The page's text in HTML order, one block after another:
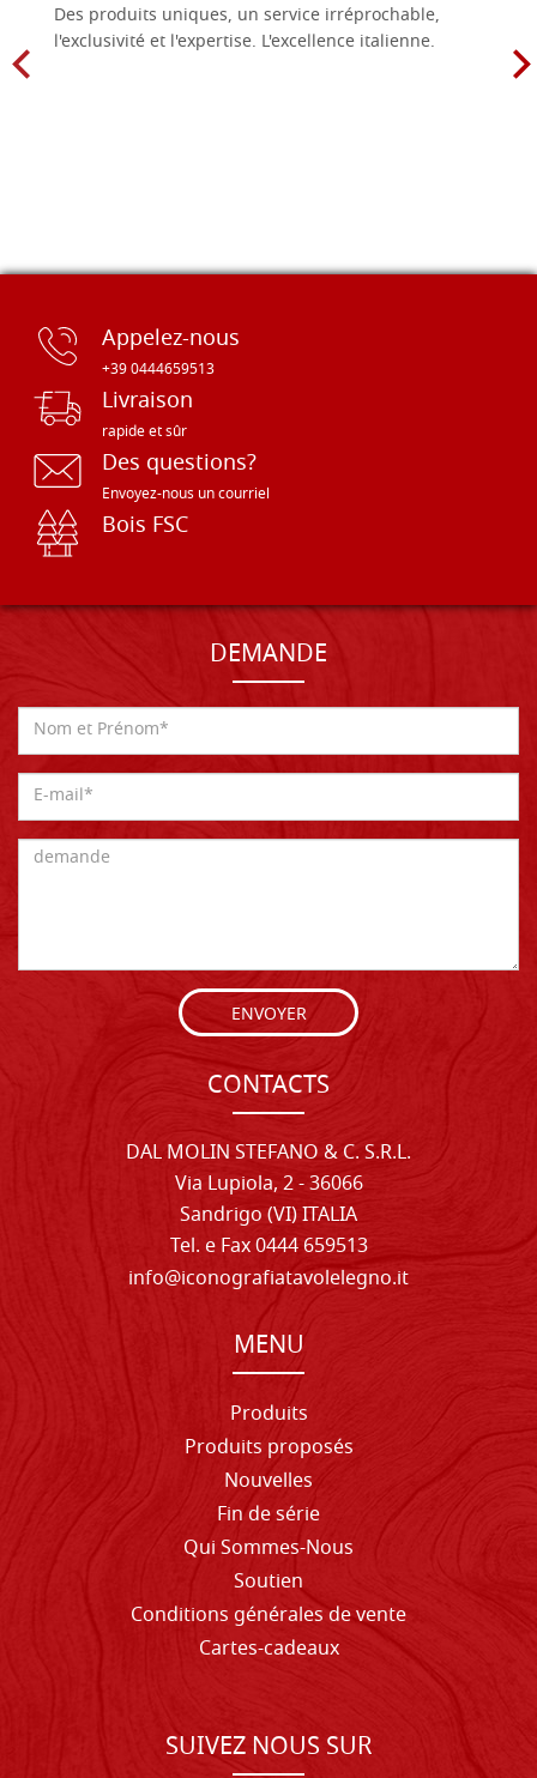
Des produits uniques, un service irréprochable,
l'exclusivité et l'expertise. L'excellence italienne.
Appelez-nous
+39 0444659513
Livraison
rapide et sûr
Des questions?
Envoyez-nous un courriel
Bois FSC
DEMANDE
ENVOYER
CONTACTS
DAL MOLIN STEFANO & C. S.R.L.
Via Lupiola, 2 - 36066
Sandrigo (VI) ITALIA
Tel. e Fax 0444 659513
info@iconografiatavolelegno.it
MENU
Produits
Produits proposés
Nouvelles
Fin de série
Qui Sommes-Nous
Soutien
Conditions générales de vente
Cartes-cadeaux
SUIVEZ NOUS SUR